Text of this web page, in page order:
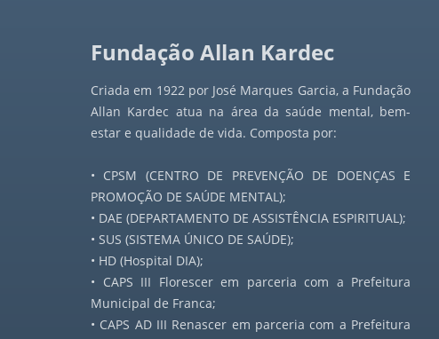
Jornal a Nova Era - 1949
Jornal a Nova Era - 1950
Jornal a Nova Era - 1951
Jornal a Nova Era - 1952
Jornal a Nova Era - 1953
Jornal a Nova Era - 1954
Fundação Allan Kardec
Criada em 1922 por José Marques Garcia, a Fundação
Allan Kardec atua na área da saúde mental, bem-
estar e qualidade de vida. Composta por:
• CPSM (CENTRO DE PREVENÇÃO DE DOENÇAS E
PROMOÇÃO DE SAÚDE MENTAL);
• DAE (DEPARTAMENTO DE ASSISTÊNCIA ESPIRITUAL);
• SUS (SISTEMA ÚNICO DE SAÚDE);
• HD (Hospital DIA);
• CAPS III Florescer em parceria com a Prefeitura
Municipal de Franca;
• CAPS AD III Renascer em parceria com a Prefeitura